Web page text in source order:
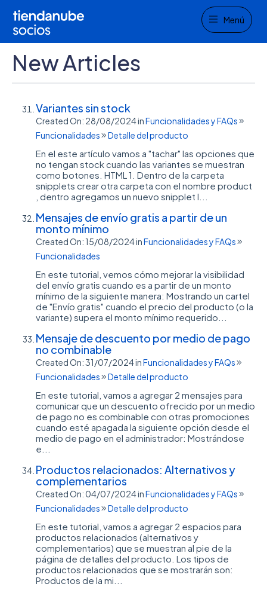
Menu
Menú
New Articles
Variantes sin stock
Created On: 28/08/2024inFuncionalidades y FAQs
Funcionalidades
Detalle del producto
En el este artículo vamos a "tachar" las opciones que
no tengan stock cuando las variantes se muestran
como botones. HTML 1. Dentro de la carpeta
snipplets crear otra carpeta con el nombre product
, dentro agregamos un nuevo snipplet l...
Mensajes de envío gratis a partir de un
monto mínimo
Created On: 15/08/2024inFuncionalidades y FAQs
Funcionalidades
En este tutorial, vemos cómo mejorar la visibilidad
del envío gratis cuando es a partir de un monto
mínimo de la siguiente manera: Mostrando un cartel
de "Envío gratis" cuando el precio del producto (o la
variante) supera el monto mínimo requerido...
Mensaje de descuento por medio de pago
no combinable
Created On: 31/07/2024inFuncionalidades y FAQs
Funcionalidades
Detalle del producto
En este tutorial, vamos a agregar 2 mensajes para
comunicar que un descuento ofrecido por un medio
de pago no es combinable con otras promociones
cuando esté apagada la siguiente opción desde el
medio de pago en el administrador: Mostrándose
e...
Productos relacionados: Alternativos y
complementarios
Created On: 04/07/2024inFuncionalidades y FAQs
Funcionalidades
Detalle del producto
En este tutorial, vamos a agregar 2 espacios para
productos relacionados (alternativos y
complementarios) que se muestran al pie de la
página de detalles del producto. Los tipos de
productos relacionados que se mostrarán son:
Productos de la mi...